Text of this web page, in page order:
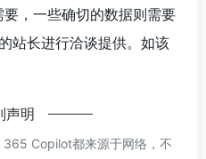
，一些确切的数据则需要
长进行洽谈提供。如该
声明
Copilot都来源于网络，不